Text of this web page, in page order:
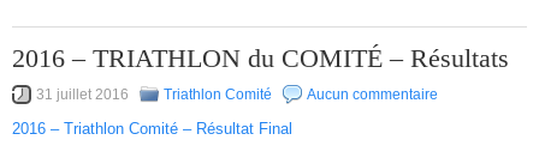
2016 – TRIATHLON du COMITÉ – Résultats
31 juillet 2016 Triathlon Comité Aucun commentaire
2016 – Triathlon Comité – Résultat Final